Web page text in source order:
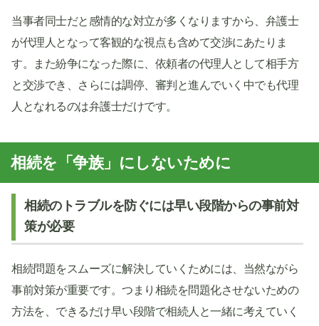
当事者同士だと感情的な対立が多くなりますから、弁護士
が代理人となって客観的な視点も含めて交渉にあたりま
す。また紛争になった際に、依頼者の代理人として相手方
と交渉でき、さらには調停、審判と進んでいく中でも代理
人となれるのは弁護士だけです。
相続を「争族」にしないために
相続のトラブルを防ぐには早い段階からの事前対
策が必要
相続問題をスムーズに解決していくためには、当然ながら
事前対策が重要です。つまり相続を問題化させないための
方法を、できるだけ早い段階で相続人と一緒に考えていく